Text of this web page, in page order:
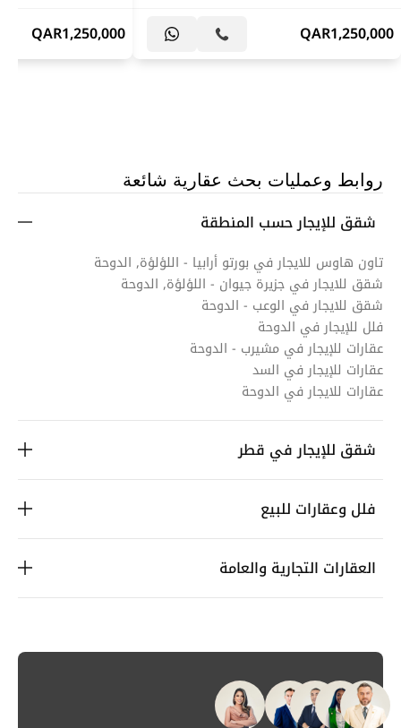
1,250,000
QAR
1,250,000
QAR
روابط وعمليات بحث عقارية شائعة
شقق للإيجار حسب المنطقة
تاون هاوس للايجار في بورتو أرابيا - اللؤلؤة, الدوحة
شقق للايجار في جزيرة جيوان - اللؤلؤة, الدوحة
شقق للايجار في الوعب - الدوحة
فلل للإيجار في الدوحة
عقارات للإيجار في مشيرب - الدوحة
عقارات للإيجار في السد
عقارات للايجار في الدوحة
شقق للإيجار في قطر
فلل وعقارات للبيع
العقارات التجارية والعامة